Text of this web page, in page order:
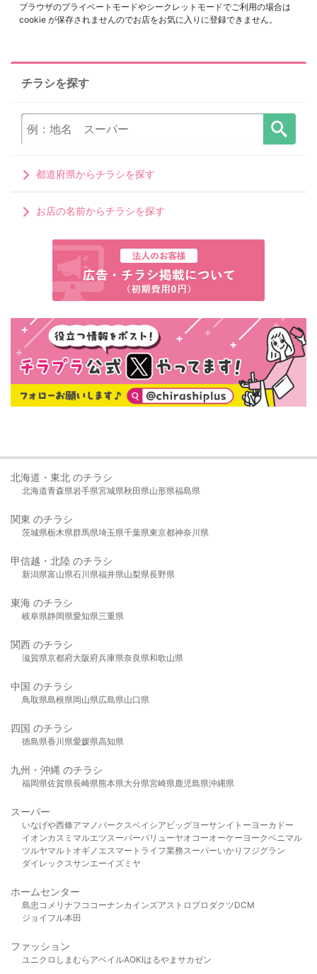
ブラウザのプライベートモードやシークレットモードでご利用の場合は
cookie が保存されませんのでお店をお気に入りに登録できません。
チラシを探す
都道府県からチラシを探す
お店の名前からチラシを探す
北海道・東北 のチラシ
北海道青森県岩手県宮城県秋田県山形県福島県
関東 のチラシ
茨城県栃木県群馬県埼玉県千葉県東京都神奈川県
甲信越・北陸 のチラシ
新潟県富山県石川県福井県山梨県長野県
東海 のチラシ
岐阜県静岡県愛知県三重県
関西 のチラシ
滋賀県京都府大阪府兵庫県奈良県和歌山県
中国 のチラシ
鳥取県島根県岡山県広島県山口県
四国 のチラシ
徳島県香川県愛媛県高知県
九州・沖縄 のチラシ
福岡県佐賀県長崎県熊本県大分県宮崎県鹿児島県沖縄県
スーパー
いなげや西條アマノパークスベイシア ビッグヨーサンイトーヨーカドー
イオンカスミ マルエツスーパーバリューヤオコーオーケー ヨークベニマル
ツルヤマルト オギノ エスマート ライフ業務スーパーいかり フジグラン
ダイレックスサンエーイズミヤ
ホームセンター
島忠 コメリ ナフコ コーナンカインズアストロプロダクツDCM
ジョイフル本田
ファッション
ユニクロ しまむら アベイルAOKIはるやま サカゼン